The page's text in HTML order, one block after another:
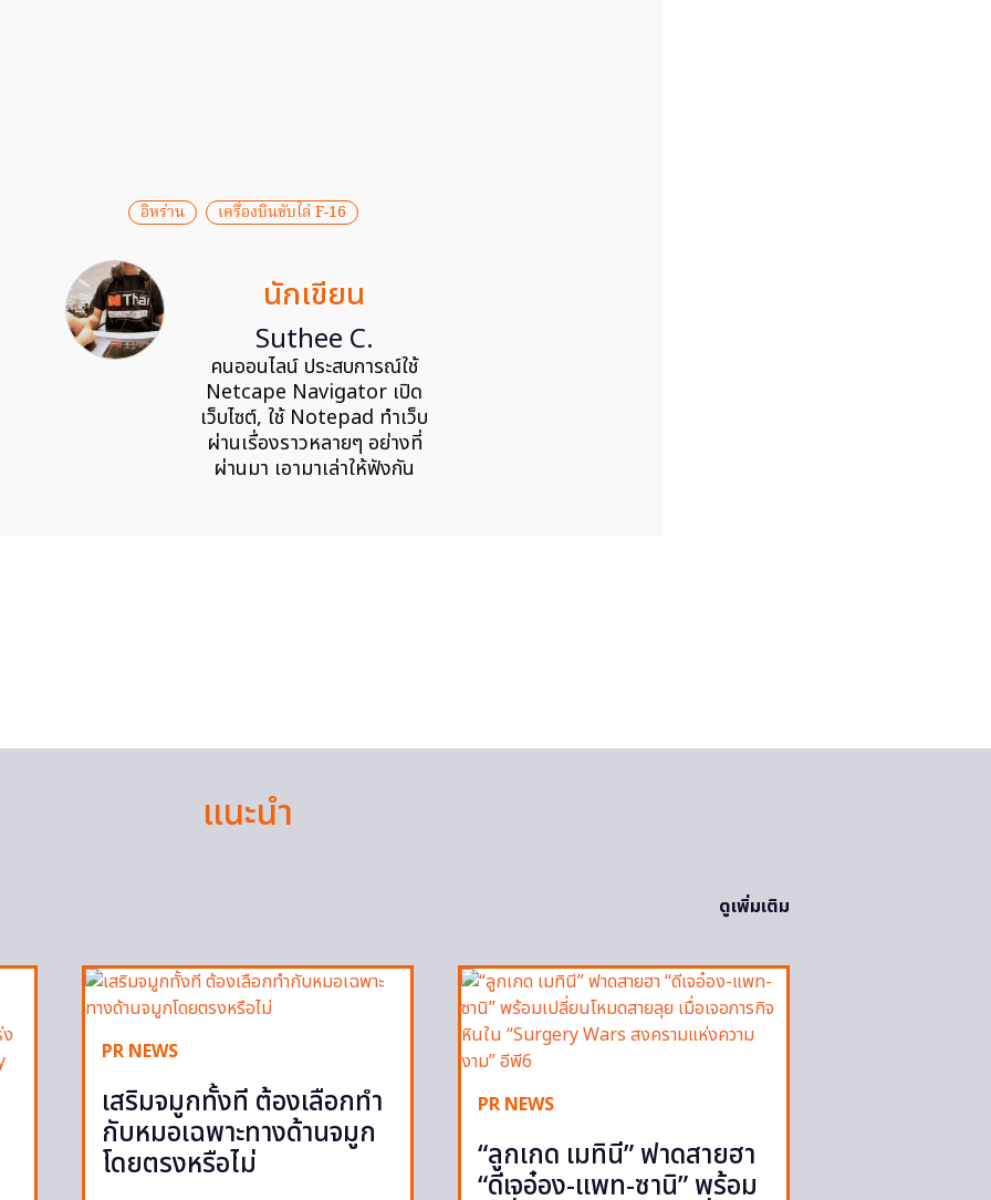
อิหร่าน เครื่องบินขับไล่ F-16
นักเขียน
Suthee C.
คนออนไลน์ ประสบการณ์ใช้
Netcape Navigator เปิด
เว็บไซต์, ใช้ Notepad ทำเว็บ
ผ่านเรื่องราวหลายๆ อย่างที่
ผ่านมา เอามาเล่าให้ฟังกัน
แนะนำ
ดูเพิ่มเติม
PR NEWS
เสริมจมูกทั้งที ต้องเลือกทำ
กับหมอเฉพาะทางด้านจมูก
โดยตรงหรือไม่
PR NEWS
“ลูกเกด เมทินี” ฟาดสายฮา
“ดีเจอ๋อง-แพท-ซานิ” พร้อม